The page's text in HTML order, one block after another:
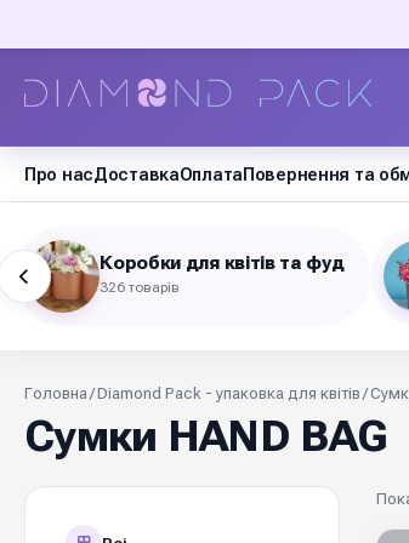
Про насДоставкаОплатаПовернення та
Коробки для квітів та фуд
326 товарів
Головна /Diamond Pack - упаковка для квітів /
Сумки HAND BAG